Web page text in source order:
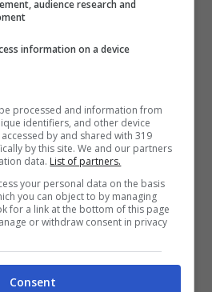
una ragazza di Mugnano di
il fidanzato. Fu lei a
autorità competente per
dal webe ogni sul
Tiziana era tormentata da
sarebbero dovute rimanere
epilogo.
stati vari i filoni
come quello per
audience research and
information on a device
processed and information from
identifiers, and other device
by and shared with 319
by this site. We and our partners
data. List of partners.
your personal data on the basis
you can object to by managing
for a link at the bottom of this page
or withdraw consent in privacy
Consent